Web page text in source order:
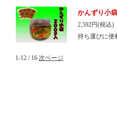
かんずり小
2,592円(税込)
持ち運びに便
1-12 / 16 次ページ